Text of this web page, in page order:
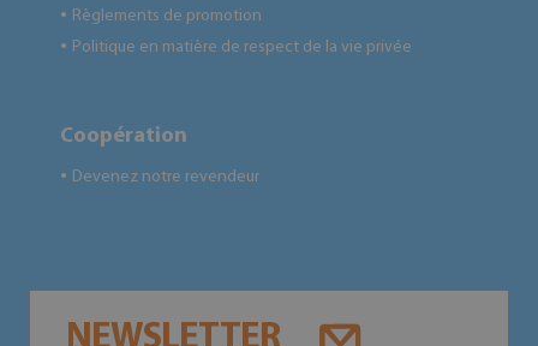
● Règlements de promotion
● Politique en matière de respect de la vie privée
Coopération
● Devenez notre revendeur